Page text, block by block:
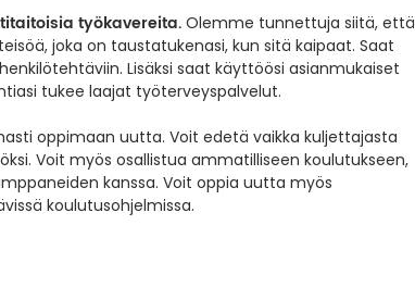
työkavereita.Olemme tunnettuja siitä, että
joka on taustatukenasi, kun sitä kaipaat. Saat
Lisäksi saat käyttöösi asianmukaiset
tukee laajat työterveyspalvelut.
oppimaan uutta. Voit edetä vaikka kuljettajasta
Voit myös osallistua ammatilliseen koulutukseen,
kanssa. Voit oppia uutta myös
koulutusohjelmissa.